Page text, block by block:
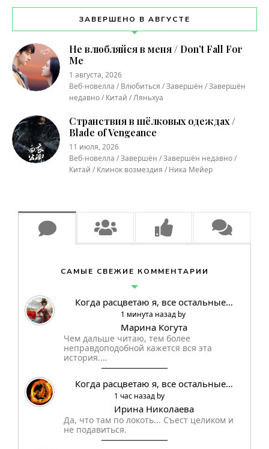
ЗАВЕРШЕНО В АВГУСТЕ
Не влюбляйся в меня / Don’t Fall For
Me
1 августа, 2026
Веб-новелла / Влюбиться / Завершён / Завершён
недавно / Китай / Ляньхуа
Странствия в шёлковых одеждах /
Blade of Vengeance
11 июля, 2026
Веб-новелла / Завершён / Завершён недавно /
Китай / Клинок возмездия / Ника Мейер
САМЫЕ СВЕЖИЕ КОММЕНТАРИИ
Когда расцветаю я, все остальные…
1 минута назад by
Марина Когута
Чем дальше читаю, тем более
неправдоподобной кажется вся эта
история.…
Когда расцветаю я, все остальные…
1 час назад by
Ирина Николаева
Да, что там по локоть... Съест целиком и
не подавиться.